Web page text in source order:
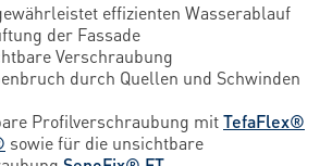
effizienten Wasserablauf
der Fassade
Verschraubung
durch Quellen und Schwinden
Profilverschraubung mitTefaFlex®
sowie für die unsichtbare